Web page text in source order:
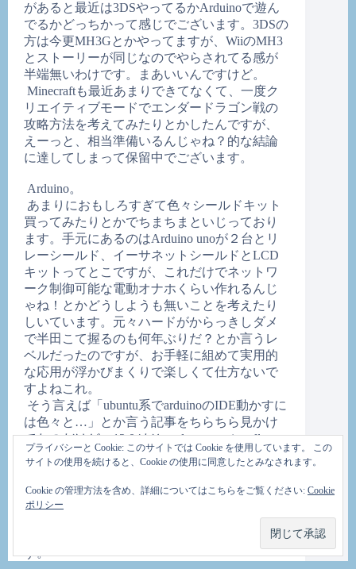
があると最近は3DSやってるかArduinoで遊ん
でるかどっちかって感じでございます。3DSの
方は今更MH3Gとかやってますが、WiiのMH3
とストーリーが同じなのでやらされてる感が
半端無いわけです。まあいいんですけど。
Minecraftも最近あまりできてなくて、一度ク
リエイティブモードでエンダードラゴン戦の
攻略方法を考えてみたりとかしたんですが、
えーっと、相当準備いるんじゃね？的な結論
に達してしまって保留中でございます。
Arduino。
あまりにおもしろすぎて色々シールドキット
買ってみたりとかでちまちまといじっており
ます。手元にあるのはArduino unoが２台とリ
レーシールド、イーサネットシールドとLCD
キットってとこですが、これだけでネットワ
ーク制御可能な電動オナホくらい作れるんじ
ゃね！とかどうしようも無いことを考えたり
しいています。元々ハードがからっきしダメ
で半田こて握るのも何年ぶりだ？とか言うレ
ベルだったのですが、お手軽に組めて実用的
な応用が浮かびまくりで楽しくて仕方ないで
すよねこれ。
そう言えば「ubuntu系でarduinoのIDE動かすに
は色々と…」とか言う記事をちらちら見かけ
てたのだけど、12.04だとsudo apt-get install
arduinoで全て完了してしまうのもやる気にな
比較的簡単に作れそうなwatchdogでも作ってみ
ようかしら。
まあそんな感じでそれなりに平和でございま
す。
プライバシーと Cookie: このサイトでは Cookie を使用しています。 この
サイトの使用を続けると、Cookie の使用に同意したとみなされます。
Cookie の管理方法を含め、詳細についてはこちらをご覧ください: Cookie
ポリシー